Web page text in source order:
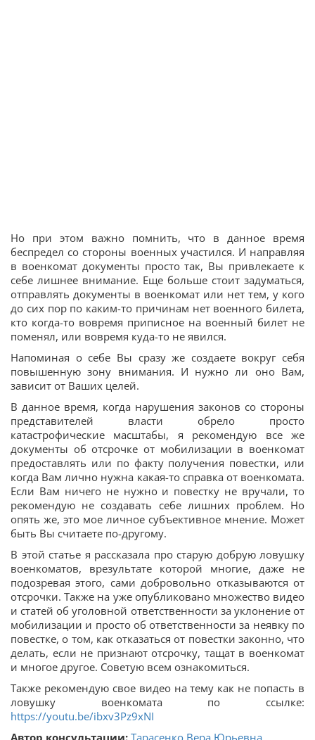
Но при этом важно помнить, что в данное время
беспредел со стороны военных участился. И направляя
в военкомат документы просто так, Вы привлекаете к
себе лишнее внимание. Еще больше стоит задуматься,
отправлять документы в военкомат или нет тем, у кого
до сих пор по каким-то причинам нет военного билета,
кто когда-то вовремя приписное на военный билет не
поменял, или вовремя куда-то не явился.
Напоминая о себе Вы сразу же создаете вокруг себя
повышенную зону внимания. И нужно ли оно Вам,
зависит от Ваших целей.
В данное время, когда нарушения законов со стороны
представителей власти обрело просто
катастрофические масштабы, я рекомендую все же
документы об отсрочке от мобилизации в военкомат
предоставлять или по факту получения повестки, или
когда Вам лично нужна какая-то справка от военкомата.
Если Вам ничего не нужно и повестку не вручали, то
рекомендую не создавать себе лишних проблем. Но
опять же, это мое личное субъективное мнение. Может
быть Вы считаете по-другому.
В этой статье я рассказала про старую добрую ловушку
военкоматов, врезультате которой многие, даже не
подозревая этого, сами добровольно отказываются от
отсрочки. Также на уже опубликовано множество видео
и статей об уголовной ответственности за уклонение от
мобилизации и просто об ответственности за неявку по
повестке, о том, как отказаться от повестки законно, что
делать, если не признают отсрочку, тащат в военкомат
и многое другое. Советую всем ознакомиться.
Также рекомендую свое видео на тему как не попасть в
ловушку военкомата по ссылке:
https://youtu.be/ibxv3Pz9xNI
Автор консультации: Тарасенко Вера Юрьевна